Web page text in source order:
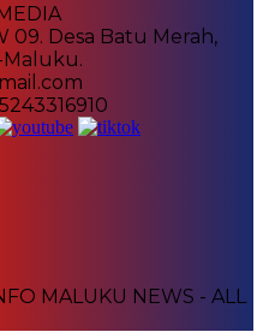
09. Desa Batu Merah,
Maluku.
MALUKU NEWS - ALL